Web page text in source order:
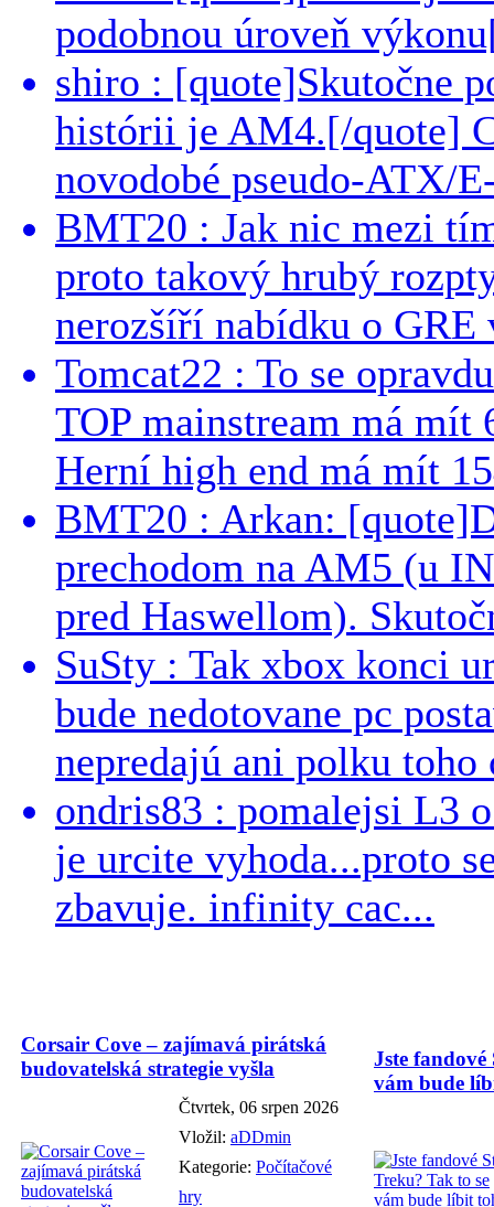
podobnou úroveň
shiro : [quote]Skutočne
histórii je AM4.[/quote]
novodobé pseudo-ATX/
BMT20 : Jak nic mezi
proto takový hrubý
nerozšíří nabídku o GRE
Tomcat22 : To se
TOP mainstream má
Herní high end má mít
BMT20 : Arkan:
prechodom na AM5 (u
pred Haswellom).
SuSty : Tak xbox konci
bude nedotovane pc
nepredajú ani polku toho
ondris83 : pomalejsi L3
je urcite vyhoda...proto
zbavuje. infinity cac...
Corsair Cove – zajímavá pirátská
budovatelská strategie vyšla
Čtvrtek, 06 srpen 2026
Vložil: aDDmin
Kategorie: Počítačové
hry
Jste
vám bude